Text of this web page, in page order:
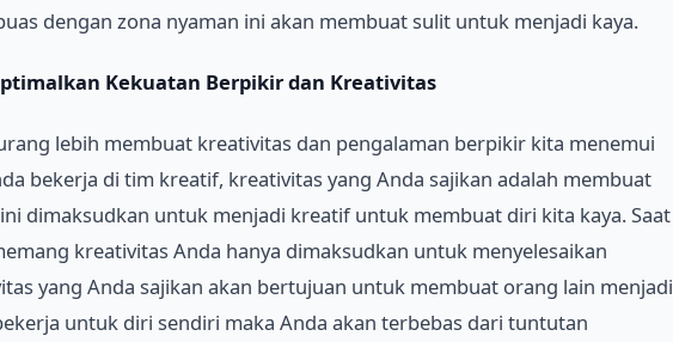
dengan zona nyaman ini akan membuat sulit untuk menjadi kaya.
Kekuatan Berpikir dan Kreativitas
lebih membuat kreativitas dan pengalaman berpikir kita menemui
bekerja di tim kreatif, kreativitas yang Anda sajikan adalah membuat
dimaksudkan untuk menjadi kreatif untuk membuat diri kita kaya. Saat
kreativitas Anda hanya dimaksudkan untuk menyelesaikan
yang Anda sajikan akan bertujuan untuk membuat orang lain menjadi
untuk diri sendiri maka Anda akan terbebas dari tuntutan